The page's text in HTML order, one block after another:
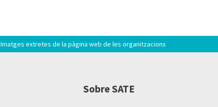
Imatges extretes de la pàgina web de les organitzacions
Sobre SATE